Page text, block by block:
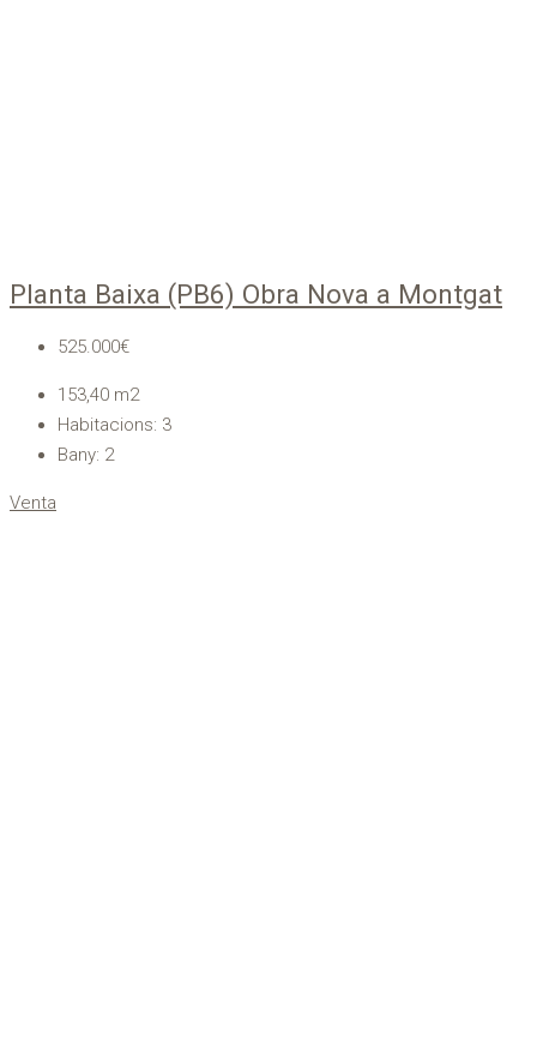
Planta Baixa (PB6) Obra Nova a Montgat
525.000€
153,40 m2
Habitacions: 3
Bany: 2
Venta